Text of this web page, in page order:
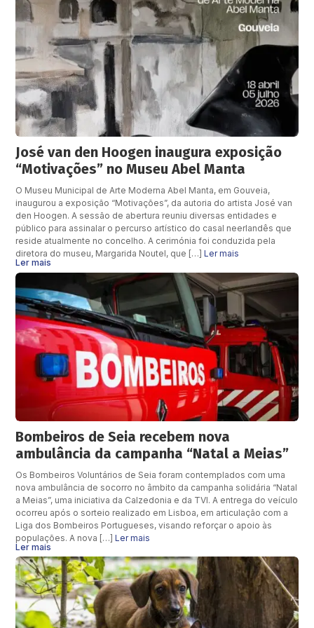
José van den Hoogen inaugura exposição
“Motivações” no Museu Abel Manta
O Museu Municipal de Arte Moderna Abel Manta, em Gouveia,
inaugurou a exposição “Motivações”, da autoria do artista José van
den Hoogen. A sessão de abertura reuniu diversas entidades e
público para assinalar o percurso artístico do casal neerlandês que
reside atualmente no concelho. A cerimónia foi conduzida pela
diretora do museu, Margarida Noutel, que […]Ler mais
Ler mais
Bombeiros de Seia recebem nova
ambulância da campanha “Natal a Meias”
Os Bombeiros Voluntários de Seia foram contemplados com uma
nova ambulância de socorro no âmbito da campanha solidária “Natal
a Meias”, uma iniciativa da Calzedonia e da TVI. A entrega do veículo
ocorreu após o sorteio realizado em Lisboa, em articulação com a
Liga dos Bombeiros Portugueses, visando reforçar o apoio às
populações. A nova […]Ler mais
Ler mais